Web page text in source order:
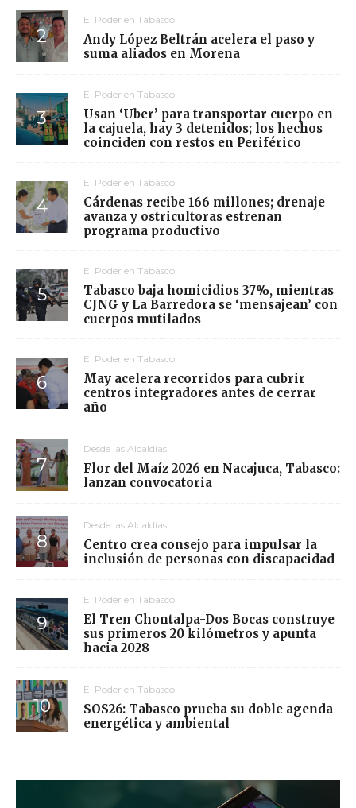
El Poder en Tabasco
Andy López Beltrán acelera el paso y
suma aliados en Morena
El Poder en Tabasco
Usan ‘Uber’ para transportar cuerpo en
la cajuela, hay 3 detenidos; los hechos
coinciden con restos en Periférico
El Poder en Tabasco
Cárdenas recibe 166 millones; drenaje
avanza y ostricultoras estrenan
programa productivo
El Poder en Tabasco
Tabasco baja homicidios 37%, mientras
CJNG y La Barredora se ‘mensajean’ con
cuerpos mutilados
El Poder en Tabasco
May acelera recorridos para cubrir
centros integradores antes de cerrar
año
Desde las Alcaldías
Flor del Maíz 2026 en Nacajuca, Tabasco:
lanzan convocatoria
Desde las Alcaldías
Centro crea consejo para impulsar la
inclusión de personas con discapacidad
El Poder en Tabasco
El Tren Chontalpa-Dos Bocas construye
sus primeros 20 kilómetros y apunta
hacia 2028
El Poder en Tabasco
SOS26: Tabasco prueba su doble agenda
energética y ambiental